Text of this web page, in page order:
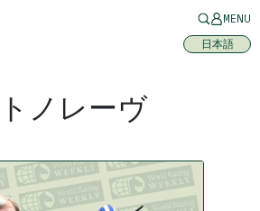
MENU
日本語
ノレーヴ